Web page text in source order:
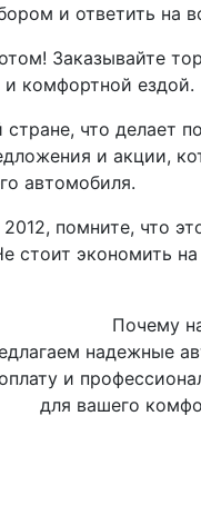
и ответить на
Заказывайте
и комфортной ездой.
что делает
и акции,
автомобиля.
помните, что
стоит экономить
Почему
надежные
и
для вашего